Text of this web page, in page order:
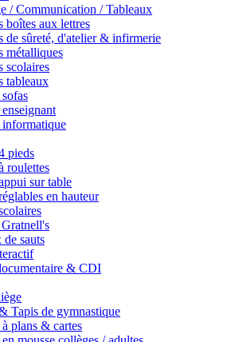
/ Communication / Tableaux
boîtes aux lettres
de sûreté, d'atelier & infirmerie
métalliques
scolaires
tableaux
pieds
roulettes
sur table
en hauteur
sauts
& CDI
Tapis de gymnastique
plans & cartes